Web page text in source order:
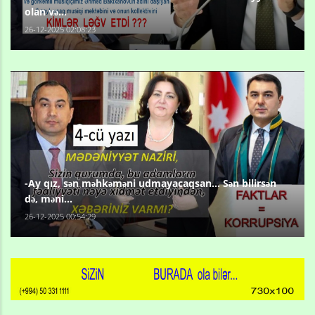
olan və...
26-12-2025 02:08:23
-Ay qız, sən məhkəməni udmayacaqsan... Sən bilirsən
də, məni...
26-12-2025 00:54:29